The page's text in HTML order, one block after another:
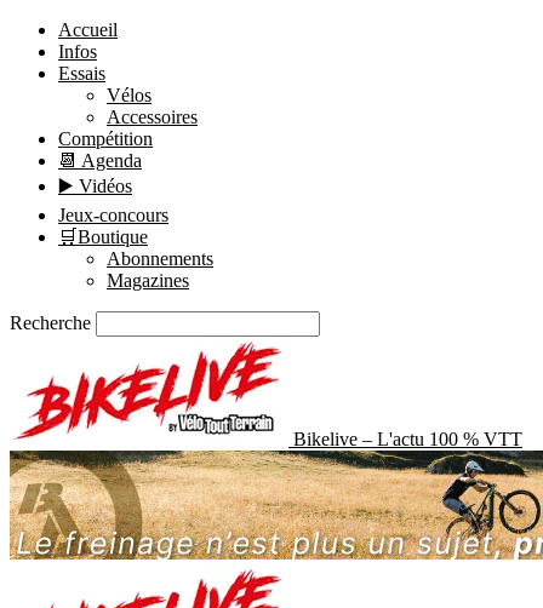
Accueil
Infos
Essais
Vélos
Accessoires
Compétition
📆 Agenda
▶️ Vidéos
Jeux-concours
🛒Boutique
Abonnements
Magazines
Recherche
Bikelive – L'actu 100 % VTT